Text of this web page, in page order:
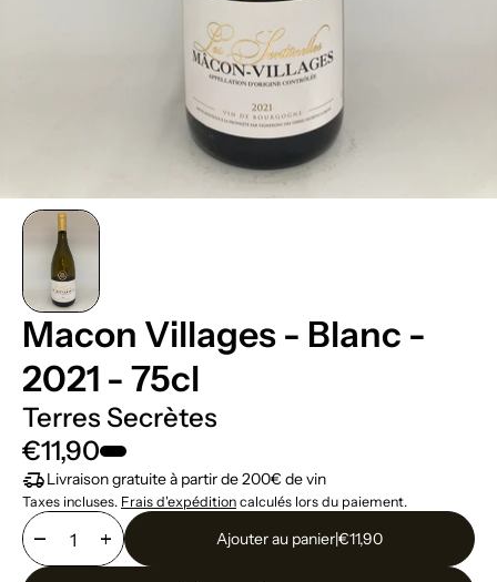
Macon Villages - Blanc -
2021 - 75cl
Terres Secrètes
€11,90
delivery_truck_speedLivraison gratuite à partir de 200€ de vin
Taxes incluses. Frais d'expédition calculés lors du paiement.
remove add Ajouter au panier|€11,90